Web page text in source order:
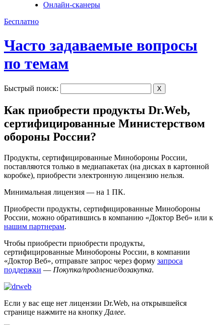
Онлайн-сканеры
Бесплатно
Часто задаваемые вопросы
по темам
Быстрый поиск: X
Как приобрести продукты Dr.Web,
сертифицированные Министерством
обороны России?
Продукты, сертифицированные Минобороны России,
поставляются только в медиапакетах (на дисках в картонной
коробке), приобрести электронную лицензию нельзя.
Минимальная лицензия — на 1 ПК.
Приобрести продукты, сертифицированные Минобороны
России, можно обратившись в компанию «Доктор Веб» или к
нашим партнерам.
Чтобы приобрести приобрести продукты,
сертифицированные Минобороны России, в компании
«Доктор Веб», отправьте запрос через форму запроса
поддержки — Покупка/продление/дозакупка.
Если у вас еще нет лицензии Dr.Web, на открывшейся
странице нажмите на кнопку Далее.